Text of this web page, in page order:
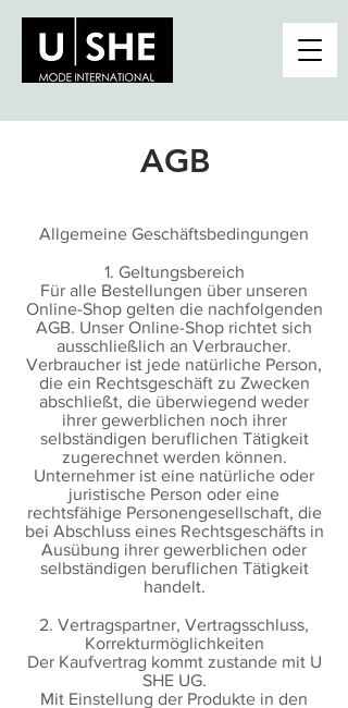
AGB
Allgemeine Geschäftsbedingungen
1. Geltungsbereich
Für alle Bestellungen über unseren
Online-Shop gelten die nachfolgenden
AGB. Unser Online-Shop richtet sich
ausschließlich an Verbraucher.
Verbraucher ist jede natürliche Person,
die ein Rechtsgeschäft zu Zwecken
abschließt, die überwiegend weder
ihrer gewerblichen noch ihrer
selbständigen beruflichen Tätigkeit
zugerechnet werden können.
Unternehmer ist eine natürliche oder
juristische Person oder eine
rechtsfähige Personengesellschaft, die
bei Abschluss eines Rechtsgeschäfts in
Ausübung ihrer gewerblichen oder
selbständigen beruflichen Tätigkeit
handelt.
2. Vertragspartner, Vertragsschluss,
Korrekturmöglichkeiten
Der Kaufvertrag kommt zustande mit U
SHE UG.
Mit Einstellung der Produkte in den